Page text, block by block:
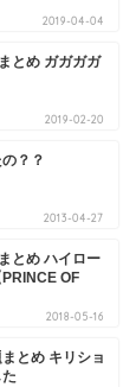
2019-04-04
とめ ガガガガ
2019-02-20
？？
2013-04-27
とめ ハイロー
OF
2018-05-16
とめ キリショ